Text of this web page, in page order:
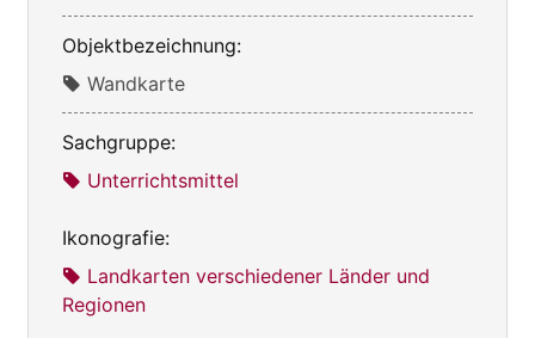
Objektbezeichnung:
Wandkarte
Sachgruppe:
Unterrichtsmittel
Ikonografie:
Landkarten verschiedener Länder und
Regionen